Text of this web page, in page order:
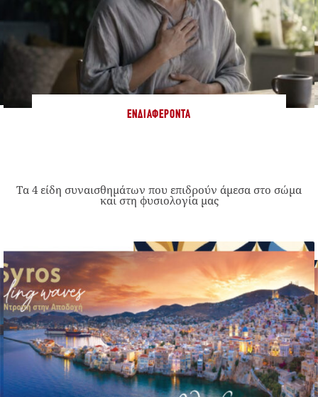
ΕΝΔΙΑΦΈΡΟΝΤΑ
Τα 4 είδη συναισθημάτων που επιδρούν άμεσα στο σώμα
και στη φυσιολογία μας